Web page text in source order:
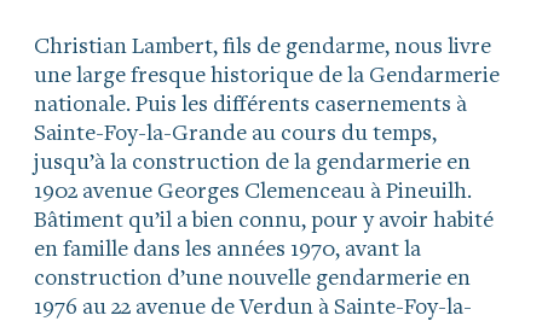
Christian Lambert, fils de gendarme, nous livre
une large fresque historique de la Gendarmerie
nationale. Puis les différents casernements à
Sainte-Foy-la-Grande au cours du temps,
jusqu’à la construction de la gendarmerie en
1902 avenue Georges Clemenceau à Pineuilh.
Bâtiment qu’il a bien connu, pour y avoir habité
en famille dans les années 1970, avant la
construction d’une nouvelle gendarmerie en
1976 au 22 avenue de Verdun à Sainte-Foy-la-